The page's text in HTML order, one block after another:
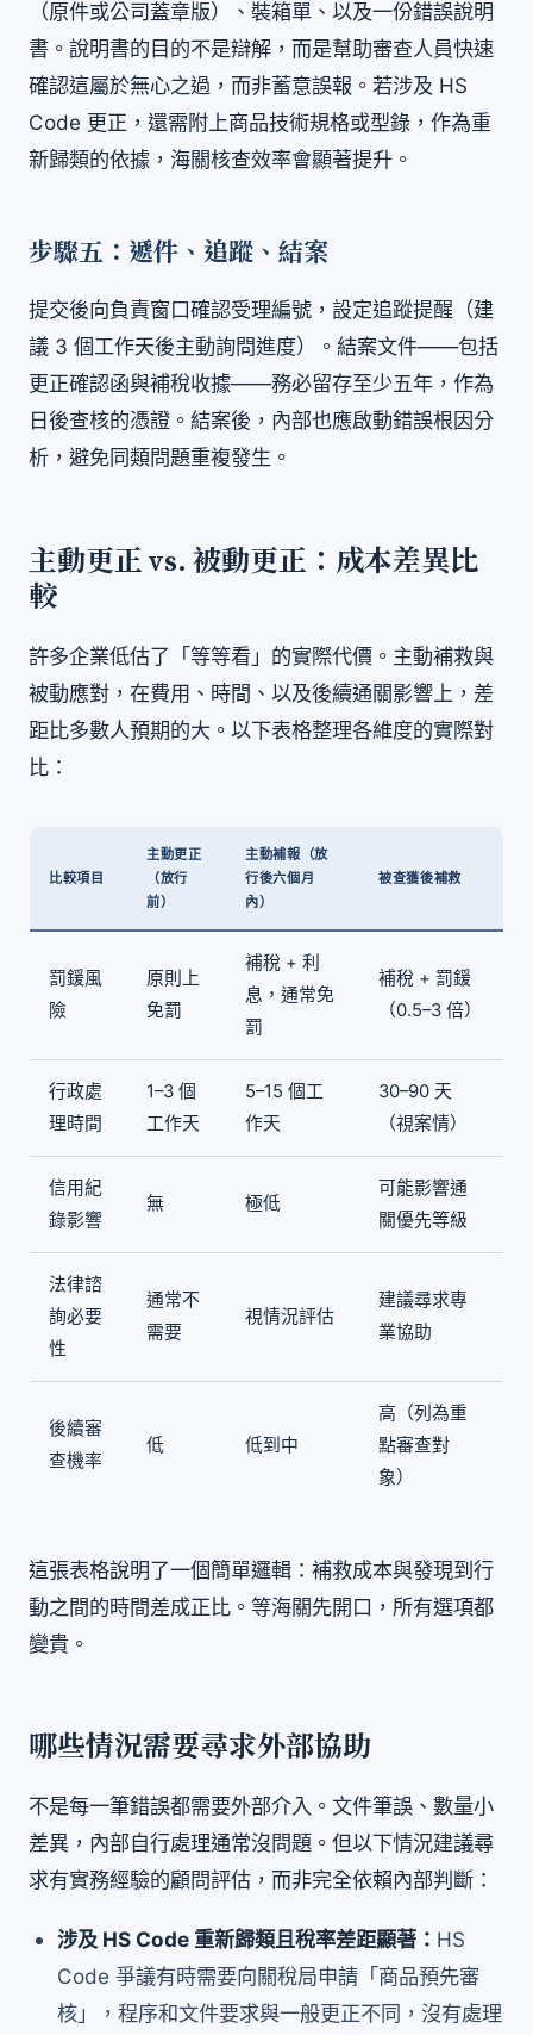
（原件或公司蓋章版）、裝箱單、以及一份錯誤說明
書。說明書的目的不是辯解，而是幫助審查人員快速
確認這屬於無心之過，而非蓄意誤報。若涉及 HS
Code 更正，還需附上商品技術規格或型錄，作為重
新歸類的依據，海關核查效率會顯著提升。
步驟五：遞件、追蹤、結案
提交後向負責窗口確認受理編號，設定追蹤提醒（建
議 3 個工作天後主動詢問進度）。結案文件——包括
更正確認函與補稅收據——務必留存至少五年，作為
日後查核的憑證。結案後，內部也應啟動錯誤根因分
析，避免同類問題重複發生。
主動更正 vs. 被動更正：成本差異比
較
許多企業低估了「等等看」的實際代價。主動補救與
被動應對，在費用、時間、以及後續通關影響上，差
距比多數人預期的大。以下表格整理各維度的實際對
比：
比較項目
主動更正
（放行
前）
主動補報（放
行後六個月
內）
被查獲後補救
罰鍰風
險
原則上
免罰
補稅 + 利
息，通常免
罰
補稅 + 罰鍰
（0.5–3 倍）
行政處
理時間
1–3 個
工作天
5–15 個工
作天
30–90 天
（視案情）
信用紀
錄影響
無 極低
可能影響通
關優先等級
法律諮
詢必要
性
通常不
需要
視情況評估
建議尋求專
業協助
後續審
查機率
低 低到中
高（列為重
點審查對
象）
這張表格說明了一個簡單邏輯：補救成本與發現到行
動之間的時間差成正比。等海關先開口，所有選項都
變貴。
哪些情況需要尋求外部協助
不是每一筆錯誤都需要外部介入。文件筆誤、數量小
差異，內部自行處理通常沒問題。但以下情況建議尋
求有實務經驗的顧問評估，而非完全依賴內部判斷：
涉及 HS Code 重新歸類且稅率差距顯著： HS
Code 爭議有時需要向關稅局申請「商品預先審
核」，程序和文件要求與一般更正不同，沒有處理